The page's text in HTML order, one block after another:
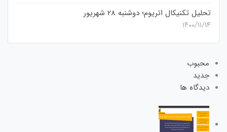
تحلیل تکنیکال اتریوم؛ دوشنبه 28 شهریور
۱۴۰۰/۱۱/۱۴
محبوب
جدید
دیدگاه ها